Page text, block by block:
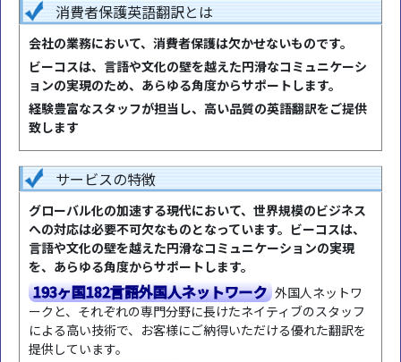
消費者保護英語翻訳とは
会社の業務において、消費者保護は欠かせないものです。
ビーコスは、言語や文化の壁を越えた円滑なコミュニケーシ
ョンの実現のため、あらゆる角度からサポートします。
経験豊富なスタッフが担当し、高い品質の英語翻訳をご提供
致します
サービスの特徴
グローバル化の加速する現代において、世界規模のビジネス
への対応は必要不可欠なものとなっています。ビーコスは、
言語や文化の壁を越えた円滑なコミュニケーションの実現
を、あらゆる角度からサポートします。
193ヶ国182言語外国人ネットワーク 外国人ネットワ
ークと、それぞれの専門分野に長けたネイティブのスタッフ
による高い技術で、お客様にご納得いただける優れた翻訳を
提供しています。